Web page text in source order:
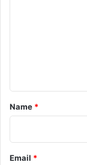
*
Name *
Email *